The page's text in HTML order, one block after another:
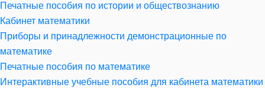
Печатные пособия по истории и обществознанию
Кабинет математики
Приборы и принадлежности демонстрационные по
математике
Печатные пособия по математике
Интерактивные учебные пособия для кабинета математики